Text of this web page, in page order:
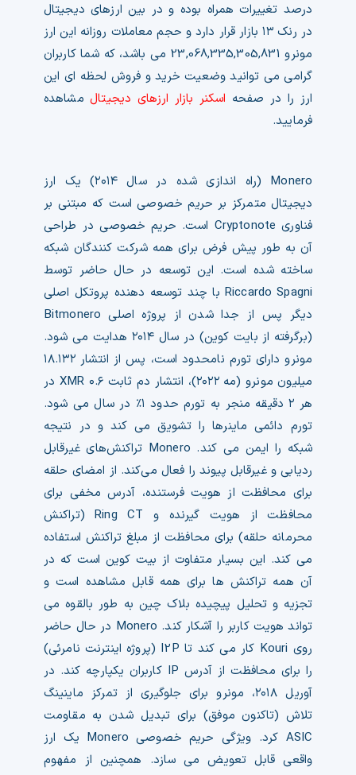
درصد تغییرات همراه بوده و در بین ارزهای دیجیتال
در رنک ۱۳ بازار قرار دارد و حجم معاملات روزانه این ارز
مونرو 23,068,335,305,831 می باشد، که شما کاربران
گرامی می توانید وضعیت خرید و فروش لحظه ای این
ارز را در صفحه اسکنر بازار ارزهای دیجیتالمشاهده
فرمایید.
Monero (راه اندازی شده در سال ۲۰۱۴) یک ارز
دیجیتال متمرکز بر حریم خصوصی است که مبتنی بر
فناوری Cryptonote است. حریم خصوصی در طراحی
آن به طور پیش فرض برای همه شرکت کنندگان شبکه
ساخته شده است. این توسعه در حال حاضر توسط
Riccardo Spagni با چند توسعه دهنده پروتکل اصلی
دیگر پس از جدا شدن از پروژه اصلی Bitmonero
(برگرفته از بایت کوین) در سال ۲۰۱۴ هدایت می شود.
مونرو دارای تورم نامحدود است، پس از انتشار ۱۸.۱۳۲
میلیون مونرو (مه ۲۰۲۲)، انتشار دم ثابت ۰.۶ XMR در
هر ۲ دقیقه منجر به تورم حدود ۱٪ در سال می شود.
تورم دائمی ماینرها را تشویق می کند و در نتیجه
شبکه را ایمن می کند. Monero تراکنش‌های غیرقابل
ردیابی و غیرقابل پیوند را فعال می‌کند. از امضای حلقه
برای محافظت از هویت فرستنده، آدرس مخفی برای
محافظت از هویت گیرنده و Ring CT (تراکنش
محرمانه حلقه) برای محافظت از مبلغ تراکنش استفاده
می کند. این بسیار متفاوت از بیت کوین است که در
آن همه تراکنش ها برای همه قابل مشاهده است و
تجزیه و تحلیل پیچیده بلاک چین به طور بالقوه می
تواند هویت کاربر را آشکار کند. Monero در حال حاضر
روی Kouri کار می کند تا I2P (پروژه اینترنت نامرئی)
را برای محافظت از آدرس IP کاربران یکپارچه کند. در
آوریل ۲۰۱۸، مونرو برای جلوگیری از تمرکز ماینینگ
تلاش (تاکنون موفق) برای تبدیل شدن به مقاومت
ASIC کرد. ویژگی حریم خصوصی Monero یک ارز
واقعی قابل تعویض می سازد. همچنین از مفهوم